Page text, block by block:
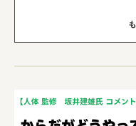
３章 酸素を運ぶ
５章 考え、感じ
７章 人間の誕生と